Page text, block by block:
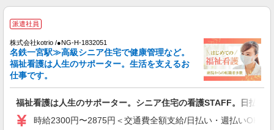
時給1695円〜1745円 ※経験・能力による
キープ 詳細を見る
SOMPOヘルスサポート株式会社 全支援対応コース
報酬：出来高制 報酬額（消費税抜き）： ・事
派遣社員
株式会社kotrio /●NG-H-1832051
名鉄一宮駅≫高級シニア住宅で健康管理など。
福祉看護は人生のサポーター。生活を支えるお
仕事です。
福祉看護は人生のサポーター。シニア住宅の看護STAFF。日払い
時給2300円〜2875円＜交通費全額支給/日払い・週払いOK/履